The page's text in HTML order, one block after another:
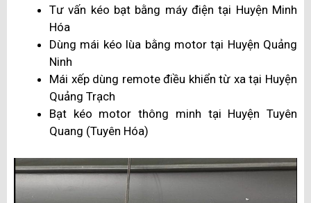
Tư vấn kéo bạt bằng máy điện tại Huyện Minh
Hóa
Dùng mái kéo lùa bằng motor tại Huyện Quảng
Ninh
Mái xếp dùng remote điều khiển từ xa tại Huyện
Quảng Trạch
Bạt kéo motor thông minh tại Huyện Tuyên
Quang (Tuyên Hóa)